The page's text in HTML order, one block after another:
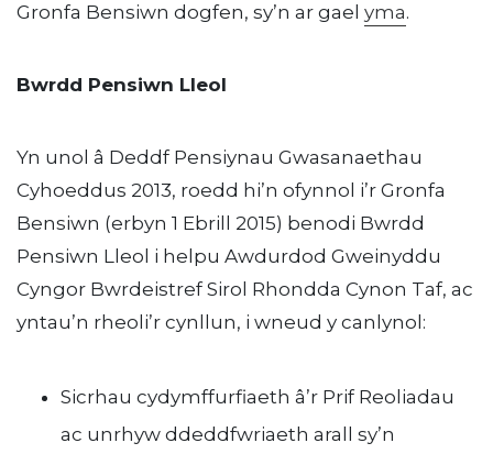
Gronfa Bensiwn dogfen, sy’n ar gael yma.
Bwrdd Pensiwn Lleol
Yn unol â Deddf Pensiynau Gwasanaethau
Cyhoeddus 2013, roedd hi’n ofynnol i’r Gronfa
Bensiwn (erbyn 1 Ebrill 2015) benodi Bwrdd
Pensiwn Lleol i helpu Awdurdod Gweinyddu
Cyngor Bwrdeistref Sirol Rhondda Cynon Taf, ac
yntau’n rheoli’r cynllun, i wneud y canlynol:
Sicrhau cydymffurfiaeth â’r Prif Reoliadau
ac unrhyw ddeddfwriaeth arall sy’n